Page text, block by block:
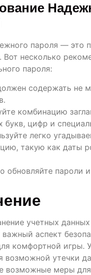
пароля — это
Вот несколько
пароля:
содержать не
комбинацию
букв, цифр и
легко
такую как даты
обновляйте пароли
учетных
важный аспект
комфортной игры.
возможной утечки
возможные меры